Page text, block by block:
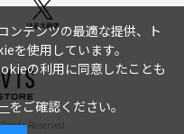
Reserved.
ンテンツの最適な提供、ト
を使用しています。
の利用に同意したことも
をご確認ください。